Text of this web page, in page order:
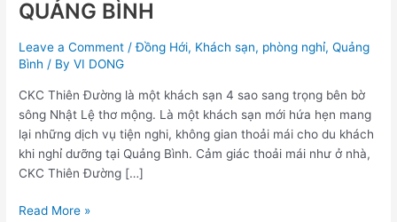
QUẢNG BÌNH
Leave a Comment /Đồng Hới, Khách sạn, phòng nghỉ,Quảng
Bình / ByVI DONG
CKC Thiên Đường là một khách sạn 4 sao sang trọng bên bờ
sông Nhật Lệ thơ mộng. Là một khách sạn mới hứa hẹn mang
lại những dịch vụ tiện nghi, không gian thoải mái cho du khách
khi nghỉ dưỡng tại Quảng Bình. Cảm giác thoải mái như ở nhà,
CKC Thiên Đường […]
Read More »